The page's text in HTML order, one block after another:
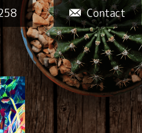
Contact